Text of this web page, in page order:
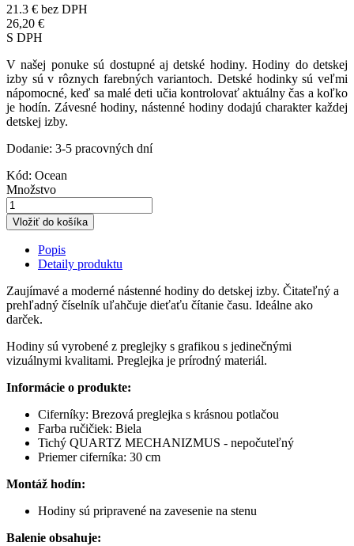
21.3 € bez DPH
26,20 €
S DPH
V našej ponuke sú dostupné aj detské hodiny. Hodiny do detskej
izby sú v rôznych farebných variantoch. Detské hodinky sú veľmi
nápomocné, keď sa malé deti učia kontrolovať aktuálny čas a koľko
je hodín. Závesné hodiny, nástenné hodiny dodajú charakter každej
detskej izby.
Dodanie: 3-5 pracovných dní
Kód: Ocean
Množstvo
Vložiť do košíka
Popis
Detaily produktu
Zaujímavé a moderné nástenné hodiny do detskej izby. Čitateľný a
prehľadný číselník uľahčuje dieťaťu čítanie času. Ideálne ako
darček.
Hodiny sú vyrobené z preglejky s grafikou s jedinečnými
vizuálnymi kvalitami. Preglejka je prírodný materiál.
Informácie o produkte:
Ciferníky: Brezová preglejka s krásnou potlačou
Farba ručičiek: Biela
Tichý QUARTZ MECHANIZMUS - nepočuteľný
Priemer ciferníka: 30 cm
Montáž hodín:
Hodiny sú pripravené na zavesenie na stenu
Balenie obsahuje: